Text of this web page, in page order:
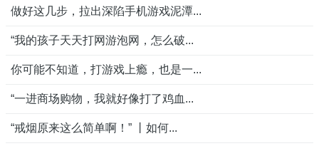
做好这几步，拉出深陷手机游戏泥潭...
“我的孩子天天打网游泡网，怎么破...
你可能不知道，打游戏上瘾，也是一...
“一进商场购物，我就好像打了鸡血...
“戒烟原来这么简单啊！” 丨如何...